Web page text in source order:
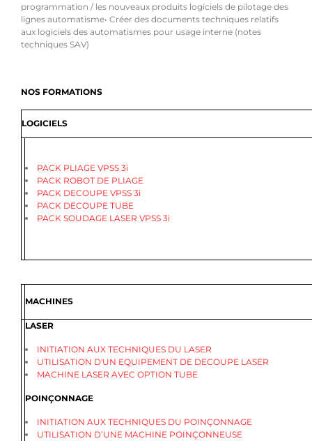
programmation / les nouveaux produits logiciels de pilotage des
lignes automatisme• Créer des documents techniques relatifs
aux logiciels des automatismes pour usage interne (notes
techniques SAV)
NOS FORMATIONS
LOGICIELS
PACK PLIAGE VPSS 3i
PACK ROBOT DE PLIAGE
PACK DECOUPE VPSS 3i
PACK DECOUPE TUBE
PACK SOUDAGE LASER VPSS 3i
MACHINES
LASER
INITIATION AUX TECHNIQUES DU LASER
UTILISATION D'UN EQUIPEMENT DE DECOUPE LASER
MACHINE LASER AVEC OPTION TUBE
POINÇONNAGE
INITIATION AUX TECHNIQUES DU POINÇONNAGE
UTILISATION D’UNE MACHINE POINÇONNEUSE